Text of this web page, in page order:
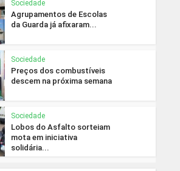
Sociedade
Agrupamentos de Escolas
da Guarda já afixaram...
Sociedade
Preços dos combustíveis
descem na próxima semana
Sociedade
Lobos do Asfalto sorteiam
mota em iniciativa
solidária...